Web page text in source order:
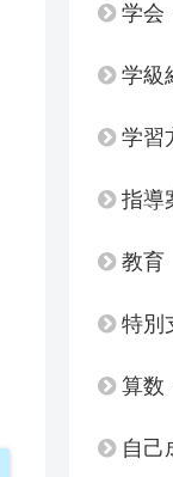
学会
学級
学習
指導
教育
特別
算数
自己